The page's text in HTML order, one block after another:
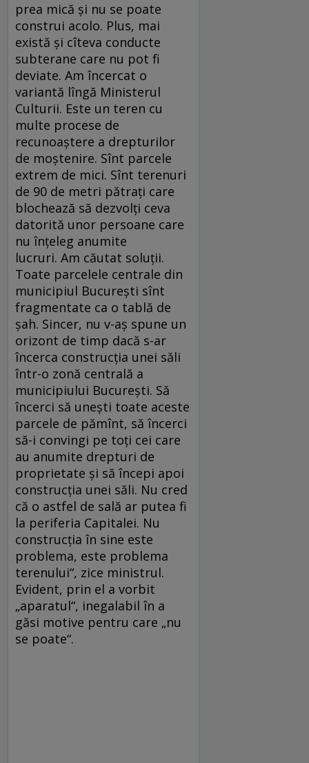
prea mică și nu se poate
construi acolo. Plus, mai
există și cîteva conducte
subterane care nu pot fi
deviate. Am încercat o
variantă lîngă Ministerul
Culturii. Este un teren cu
multe procese de
recunoaștere a drepturilor
de moștenire. Sînt parcele
extrem de mici. Sînt terenuri
de 90 de metri pătrați care
blochează să dezvolți ceva
datorită unor persoane care
nu înțeleg anumite
lucruri. Am căutat soluții.
Toate parcelele centrale din
municipiul București sînt
fragmentate ca o tablă de
șah. Sincer, nu v-aș spune un
orizont de timp dacă s-ar
încerca construcția unei săli
într-o zonă centrală a
municipiului București. Să
încerci să unești toate aceste
parcele de pămînt, să încerci
să-i convingi pe toți cei care
au anumite drepturi de
proprietate și să începi apoi
construcția unei săli. Nu cred
că o astfel de sală ar putea fi
la periferia Capitalei. Nu
construcția în sine este
problema, este problema
terenului“, zice ministrul.
Evident, prin el a vorbit
„aparatul“, inegalabil în a
găsi motive pentru care „nu
se poate“.